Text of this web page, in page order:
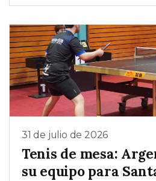
31 de julio de 2026
Tenis de mesa:
su equipo para